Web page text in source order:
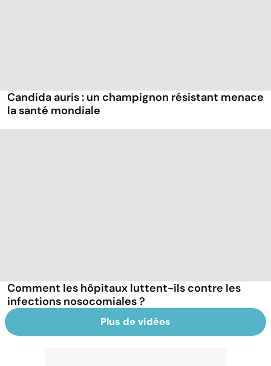
Candida auris : un champignon résistant menace
la santé mondiale
Comment les hôpitaux luttent-ils contre les
infections nosocomiales ?
Plus de vidéos